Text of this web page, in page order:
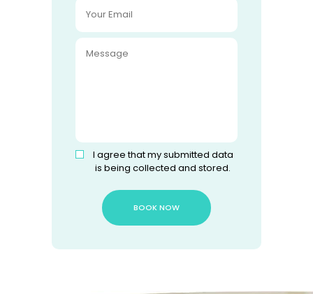
I agree that my submitted data
is being collected and stored.